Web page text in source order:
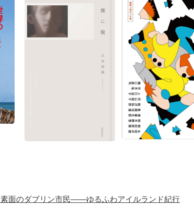
素面のダブリン市民――ゆるふわアイルランド紀行